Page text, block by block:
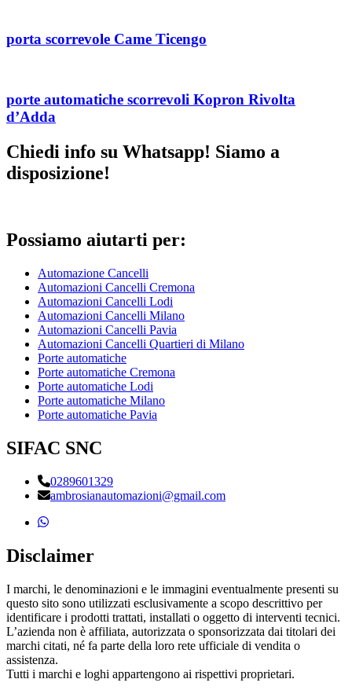
porta scorrevole Came Ticengo
porte automatiche scorrevoli Kopron Rivolta
d’Adda
Chiedi info su Whatsapp! Siamo a
disposizione!
Possiamo aiutarti per:
Automazione Cancelli
Automazioni Cancelli Cremona
Automazioni Cancelli Lodi
Automazioni Cancelli Milano
Automazioni Cancelli Pavia
Automazioni Cancelli Quartieri di Milano
Porte automatiche
Porte automatiche Cremona
Porte automatiche Lodi
Porte automatiche Milano
Porte automatiche Pavia
SIFAC SNC
0289601329
ambrosianautomazioni@gmail.com
Disclaimer
I marchi, le denominazioni e le immagini eventualmente presenti su
questo sito sono utilizzati esclusivamente a scopo descrittivo per
identificare i prodotti trattati, installati o oggetto di interventi tecnici.
L’azienda non è affiliata, autorizzata o sponsorizzata dai titolari dei
marchi citati, né fa parte della loro rete ufficiale di vendita o
assistenza.
Tutti i marchi e loghi appartengono ai rispettivi proprietari.